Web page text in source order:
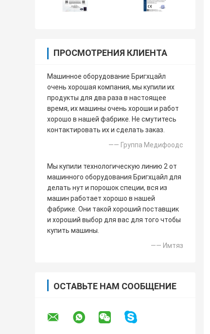
ПРОСМОТРЕНИЯ КЛИЕНТА
Машинное оборудование Бригхцайл
очень хорошая компания, мы купили их
продукты для два раза в настоящее
время, их машины очень хороши и работ
хорошо в нашей фабрике. Не смутитесь
контактировать их и сделать заказ.
—— Группа Медифоодс
Мы купили технологическую линию 2 от
машинного оборудования Бригхцайл для
делать нут и порошок специи, вся из
машин работает хорошо в нашей
фабрике. Они такой хороший поставщик
и хороший выбор для вас для того чтобы
купить машины.
—— Имтяз
ОСТАВЬТЕ НАМ СООБЩЕНИЕ